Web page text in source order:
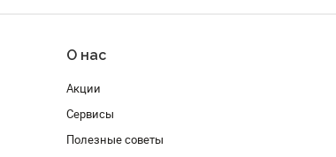
О нас
Акции
Сервисы
Полезные советы